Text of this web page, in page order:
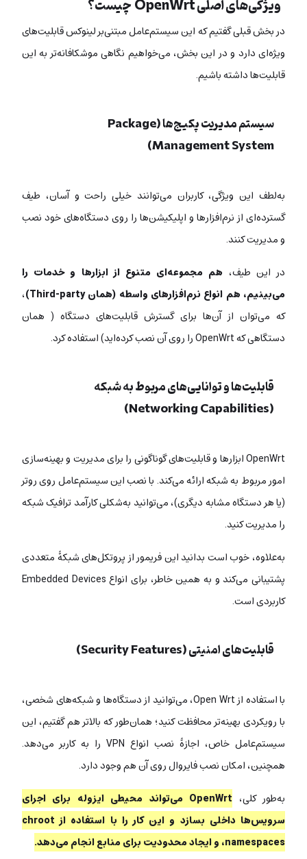
ویژگی‌های اصلی OpenWrt چیست؟
در بخش قبلی گفتیم که این سیستم‌عامل مبتنی‌بر لینوکس قابلیت‌های
ویژه‌ای دارد و در این بخش، می‌خواهیم نگاهی موشکافانه‌تر به این
قابلیت‌ها داشته باشیم.
سیستم‌ مدیریت پکیج‌ها (Package
Management System)
به‌لطف این ویژگی، کاربران می‌توانند خیلی راحت و آسان، طیف
گسترده‌ای از نرم‌افزارها و اپلیکیشن‌ها را روی دستگاه‌های خود نصب
و مدیریت کنند.
در این طیف، هم مجموعه‌ای متنوع از ابزارها و خدمات را
می‌بینیم، هم انواع نرم‌افزارهای واسطه (همان Third-party)
،
که می‌توان از آن‌ها برای گسترش قابلیت‌های دستگاه ( همان
دستگاهی که OpenWrt را روی آن نصب کرده‌اید) استفاده کرد.
قابلیت‌ها و توانایی‌های مربوط به شبکه
(Networking Capabilities)
OpenWrt ابزارها و قابلیت‌های گوناگونی را برای مدیریت و بهینه‌سازی
امور مربوط به شبکه ارائه می‌کند. با نصب این سیستم‌عامل روی روتر
(یا هر دستگاه مشابه دیگری)، می‌توانید به‌شکلی کارآمد ترافیک شبکه
را مدیریت کنید.
به‌علاوه، خوب است بدانید این فریمور از پروتکل‌های شبکۀ متعددی
پشتیبانی می‌کند و به همین خاطر، برای انواع Embedded Devices
کاربردی است.
قابلیت‌های امنیتی (Security Features)
با استفاده از Open Wrt، می‌توانید از دستگاه‌ها و شبکه‌های شخصی،
با رویکردی بهینه‌تر محافظت کنید؛ همان‌طور که بالاتر هم گفتیم، این
سیستم‌عامل خاص، اجازۀ نصب انواع VPN را به کاربر می‌دهد.
همچنین، امکان نصب فایروال روی آن هم وجود دارد.
به‌طور کلی،
OpenWrt می‌تواند محیطی ایزوله برای اجرای
سرویس‌ها داخلی بسازد و این کار را با استفاده از chroot
،namespaces و ایجاد محدودیت برای منابع انجام می‌دهد.